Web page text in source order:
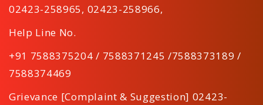
02423-258965, 02423-258966,
Help Line No.
+91 7588375204 / 7588371245 /7588373189 /
7588374469
Grievance [Complaint & Suggestion] 02423-